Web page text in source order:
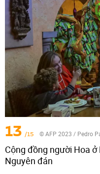
13 /15 © AFP 2023 / Pedro
Cộng đồng người Hoa
Nguyên đán